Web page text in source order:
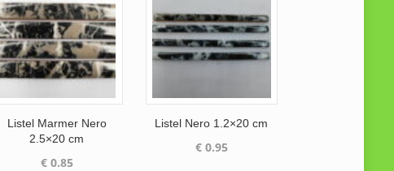
Listel Marmer Nero
2.5×20 cm
€0.85
Listel Nero 1.2×20 cm
€0.95